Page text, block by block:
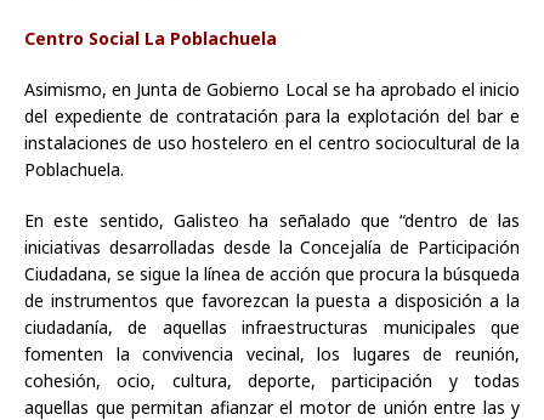
Centro Social La Poblachuela
Asimismo, en Junta de Gobierno Local se ha aprobado el inicio
del expediente de contratación para la explotación del bar e
instalaciones de uso hostelero en el centro sociocultural de la
Poblachuela.
En este sentido, Galisteo ha señalado que “dentro de las
iniciativas desarrolladas desde la Concejalía de Participación
Ciudadana, se sigue la línea de acción que procura la búsqueda
de instrumentos que favorezcan la puesta a disposición a la
ciudadanía, de aquellas infraestructuras municipales que
fomenten la convivencia vecinal, los lugares de reunión,
cohesión, ocio, cultura, deporte, participación y todas
aquellas que permitan afianzar el motor de unión entre las y